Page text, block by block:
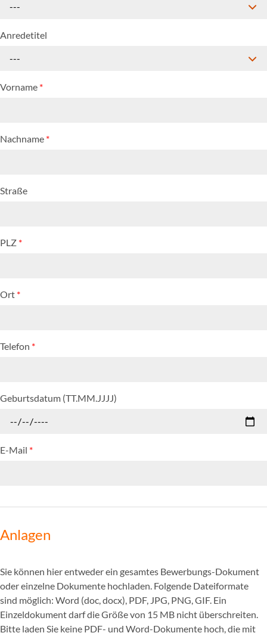
---
Anredetitel
---
Vorname *
Nachname *
Straße
PLZ *
Ort *
Telefon *
Geburtsdatum (TT.MM.JJJJ)
E-Mail *
Anlagen
Sie können hier entweder ein gesamtes Bewerbungs-Dokument
oder einzelne Dokumente hochladen. Folgende Dateiformate
sind möglich: Word (doc, docx), PDF, JPG, PNG, GIF. Ein
Einzeldokument darf die Größe von 15 MB nicht überschreiten.
Bitte laden Sie keine PDF- und Word-Dokumente hoch, die mit